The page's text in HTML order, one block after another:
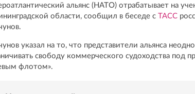
альянс (НАТО) отрабатывает на
области, сообщил в беседе с ТАСС
указал на то, что представители альянса
свободу коммерческого судоходства под
флотом».